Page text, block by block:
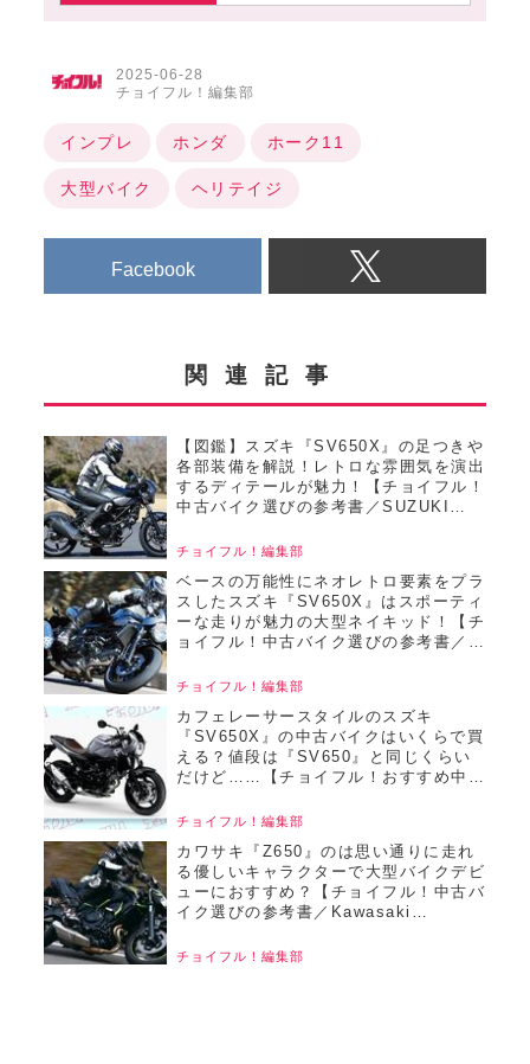
2025-06-28
チョイフル！編集部
インプレ ホンダ ホーク11
大型バイク ヘリテイジ
Facebook
関連記事
【図鑑】スズキ『SV650X』の足つきや
各部装備を解説！レトロな雰囲気を演出
するディテールが魅力！【チョイフル！
中古バイク選びの参考書／SUZUKI
チョイフル！編集部
ベースの万能性にネオレトロ要素をプラ
スしたスズキ『SV650X』はスポーティ
ーな走りが魅力の大型ネイキッド！【チ
ョイフル！中古バイク選びの参考書／
チョイフル！編集部
カフェレーサースタイルのスズキ
『SV650X』の中古バイクはいくらで買
える？値段は『SV650』と同じくらい
だけど……【チョイフル！おすすめ中古
チョイフル！編集部
カワサキ『Z650』のは思い通りに走れ
る優しいキャラクターで大型バイクデビ
ューにおすすめ？【チョイフル！中古バ
イク選びの参考書／Kawasaki
チョイフル！編集部